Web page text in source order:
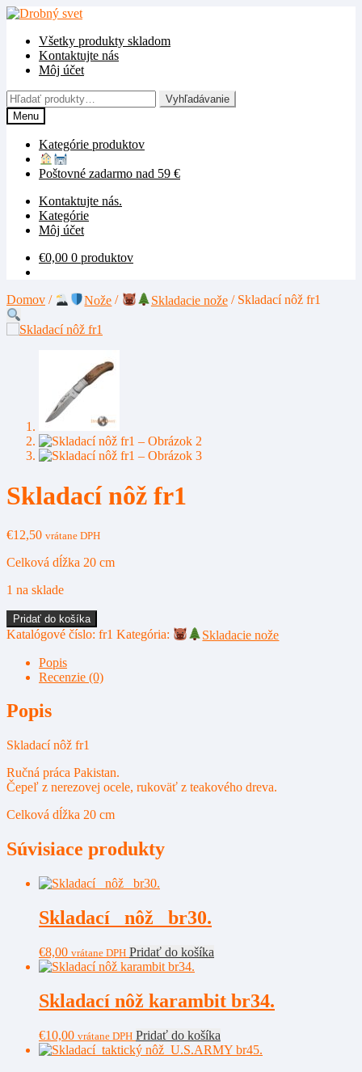
Preskočiť
navigáciu
Preskočiť
obsah
Všetky produkty skladom
Kontaktujte nás
Môj účet
Hľadať:
Vyhľadávanie
Menu
Kategórie produktov
Poštovné zadarmo nad 59 €
Kontaktujte nás.
Kategórie
Môj účet
€0,00 0 produktov
Domov / Nože / Skladacie nože/ Skladací nôž fr1
Skladací nôž fr1
€12,50 vrátane DPH
Celková dĺžka 20 cm
1 na sklade
množstvo
Skladací
Pridať do košíka
Katalógové číslo: fr1 Kategória:
Skladacie nože
Popis
Recenzie (0)
Popis
Skladací nôž fr1
Ručná práca Pakistan.
Čepeľ z nerezovej ocele, rukoväť z teakového dreva.
Celková dĺžka 20 cm
Súvisiace produkty
Skladací nôž br30.
€8,00 vrátane DPH Pridať do košíka
Skladací nôž karambit br34.
€10,00 vrátane DPH Pridať do košíka